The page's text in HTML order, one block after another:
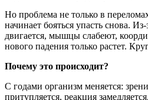
Но проблема не только в
начинает бояться упасть снова.
двигается, мышцы слабеют,
нового падения только растет.
Почему это происходит?
С годами организм меняется:
притупляется, реакция